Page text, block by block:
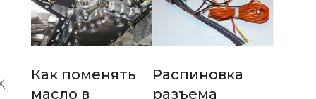
Как поменять
масло в
Распиновка
разъема